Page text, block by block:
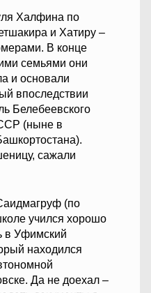
Халфина по
и Хатиру –
В конце
семьями они
и основали
впоследствии
Белебеевского
(ныне в
сажали
(по
учился хорошо
в Уфимский
находился
Да не доехал –